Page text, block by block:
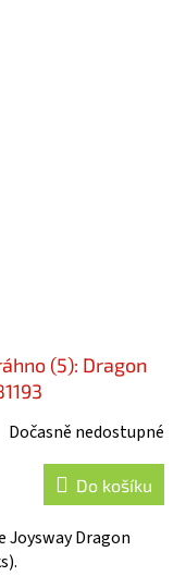
(5): Dragon
Dočasně nedostupné
Do košíku
Joysway Dragon